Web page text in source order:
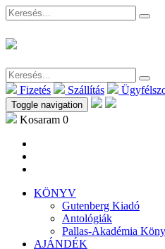
Fizetés Szállítás
Toggle navigation
Kosaram 0
KÖNYV
Gutenberg Kiadó
Antológiák
Pallas-Akadémia
AJÁNDÉK